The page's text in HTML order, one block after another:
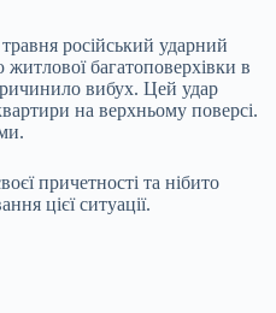
російський ударний
житлової багатоповерхівки в
вибух. Цей удар
на верхньому поверсі.
причетності та нібито
цієї ситуації.